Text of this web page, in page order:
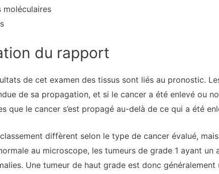
moléculaires
du rapport
de cet examen des tissus sont liés au pronostic.
de sa propagation, et si le cancer a été enlevé ou
que le cancer s’est propagé au-delà de ce qui a été
diffèrent selon le type de cancer évalué,
au microscope, les tumeurs de grade 1 ayant
Une tumeur de haut grade est donc